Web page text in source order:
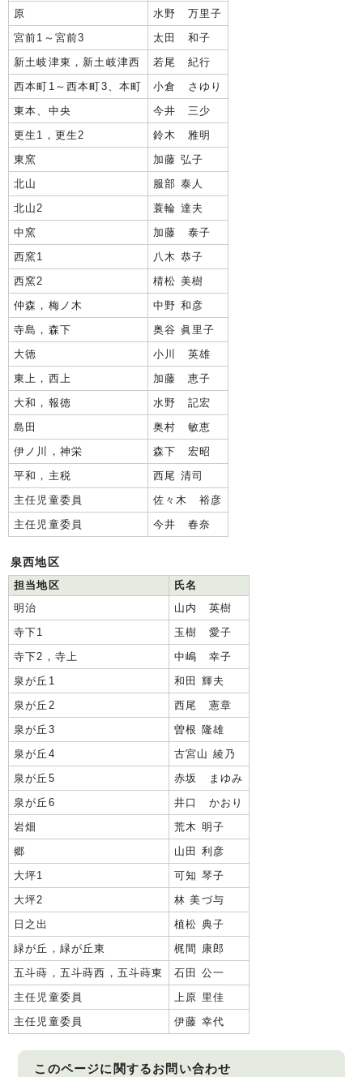
原
水野 万里子
宮前1～宮前3
太田 和子
新土岐津東，新土岐津西
若尾 紀行
西本町1～西本町3、本町
小倉 さゆり
東本、中央
今井 三少
更生1，更生2
鈴木 雅明
東窯
加藤 弘子
北山
服部 泰人
北山2
蓑輪 達夫
中窯
加藤 泰子
西窯1
八木 恭子
西窯2
棈松 美樹
仲森，梅ノ木
中野 和彦
寺島，森下
奥谷 眞里子
大徳
小川 英雄
東上，西上
加藤 恵子
大和，報徳
水野 記宏
島田
奥村 敏恵
伊ノ川，神栄
森下 宏昭
平和，主税
西尾 清司
主任児童委員
佐々木 裕彦
主任児童委員
今井 春奈
泉西地区
担当地区
氏名
明治
山内 英樹
寺下1
玉樹 愛子
寺下2，寺上
中嶋 幸子
泉が丘1
和田 輝夫
泉が丘2
西尾 憲章
泉が丘3
曽根 隆雄
泉が丘4
古宮山 綾乃
泉が丘5
赤坂 まゆみ
泉が丘6
井口 かおり
岩畑
荒木 明子
郷
山田 利彦
大坪1
可知 琴子
大坪2
林 美づ与
日之出
植松 典子
緑が丘，緑が丘東
梶間 康郎
五斗蒔，五斗蒔西，五斗蒔東
石田 公一
主任児童委員
上原 里佳
主任児童委員
伊藤 幸代
このページに関するお問い合わせ